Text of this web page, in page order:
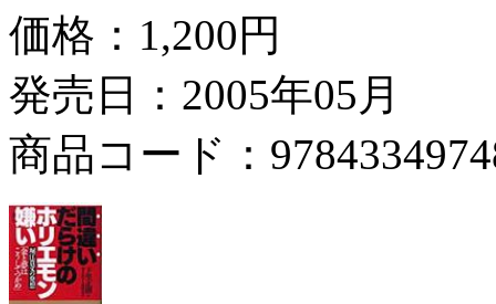
価格： 1,200円
発売日：2005年05月
商品コード：